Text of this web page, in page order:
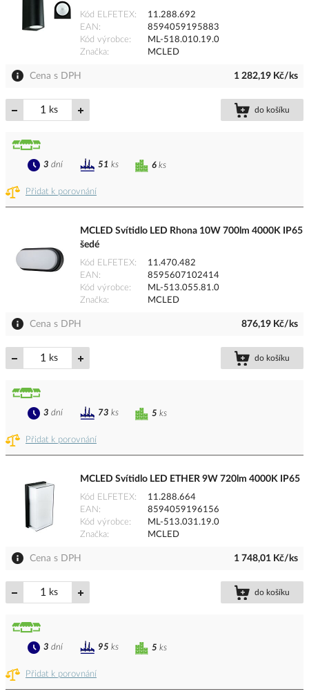
Kód ELFETEX
11.288.692
EAN
8594059195883
Kód výrobce
ML-518.010.19.0
Značka
MCLED
Cena s DPH 1 282,19 Kč/ks
ks do košíku
Přidat k porovnání
6 ks
3 dní 51 ks
MCLED Svítidlo LED Rhona 10W 700lm 4000K IP65
šedé
Kód ELFETEX
11.470.482
EAN
8595607102414
Kód výrobce
ML-513.055.81.0
Značka
MCLED
Cena s DPH 876,19 Kč/ks
ks do košíku
Přidat k porovnání
5 ks
3 dní 73 ks
MCLED Svítidlo LED ETHER 9W 720lm 4000K IP65
Kód ELFETEX
11.288.664
EAN
8594059196156
Kód výrobce
ML-513.031.19.0
Značka
MCLED
Cena s DPH 1 748,01 Kč/ks
ks do košíku
Přidat k porovnání
5 ks
3 dní 95 ks